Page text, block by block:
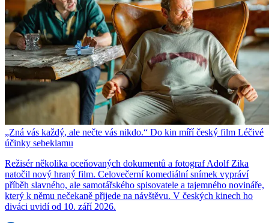
„Zná vás každý, ale nečte vás nikdo.“ Do kin míří český film Léčivé
účinky sebeklamu
Režisér několika oceňovaných dokumentů a fotograf Adolf Zika
natočil nový hraný film. Celovečerní komediální snímek vypráví
příběh slavného, ale samotářského spisovatele a tajemného novináře,
který k němu nečekaně přijede na návštěvu. V českých kinech ho
diváci uvidí od 10. září 2026.